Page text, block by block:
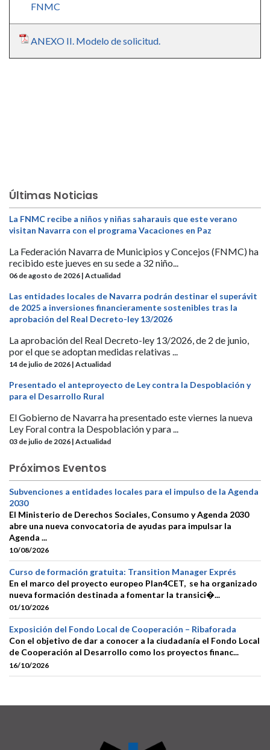
FNMC
ANEXO II. Modelo de solicitud.
Últimas Noticias
La FNMC recibe a niños y niñas saharauis que este verano
visitan Navarra con el programa Vacaciones en Paz
La Federación Navarra de Municipios y Concejos (FNMC) ha
recibido este jueves en su sede a 32 niño...
06 de agosto de 2026 | Actualidad
Las entidades locales de Navarra podrán destinar el superávit
de 2025 a inversiones financieramente sostenibles tras la
aprobación del Real Decreto-ley 13/2026
La aprobación del Real Decreto-ley 13/2026, de 2 de junio,
por el que se adoptan medidas relativas ...
14 de julio de 2026 | Actualidad
Presentado el anteproyecto de Ley contra la Despoblación y
para el Desarrollo Rural
El Gobierno de Navarra ha presentado este viernes la nueva
Ley Foral contra la Despoblación y para ...
03 de julio de 2026 | Actualidad
Próximos Eventos
Subvenciones a entidades locales para el impulso de la Agenda
2030
El Ministerio de Derechos Sociales, Consumo y Agenda 2030
abre una nueva convocatoria de ayudas para impulsar la
Agenda ...
10/08/2026
Curso de formación gratuita: Transition Manager Exprés
En el marco del proyecto europeo Plan4CET, se ha organizado
nueva formación destinada a fomentar la transici�...
01/10/2026
Exposición del Fondo Local de Cooperación – Ribaforada
Con el objetivo de dar a conocer a la ciudadanía el Fondo Local
de Cooperación al Desarrollo como los proyectos financ...
16/10/2026